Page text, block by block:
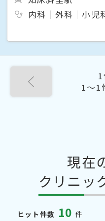
内科
外科 小児
1〜1
現在
クリニッ
ヒット件数 10 件